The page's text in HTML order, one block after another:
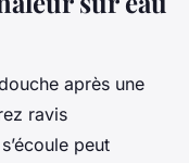
après une
ravis
peut